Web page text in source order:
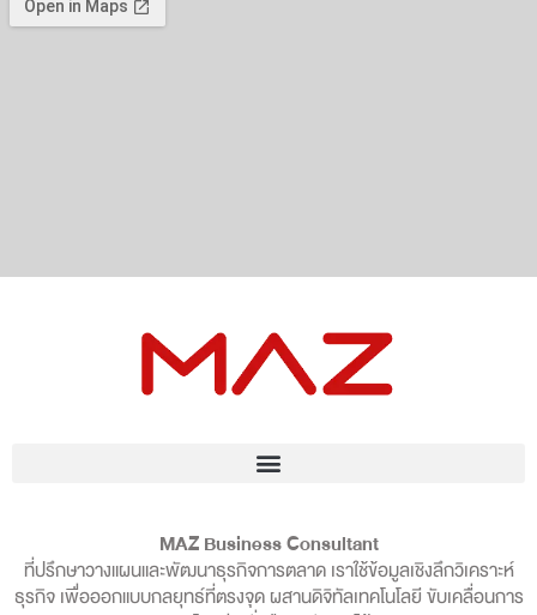
MAZ Business Consultant
ที่ปรึกษาวางแผนและพัฒนาธุรกิจการตลาด เราใช้ข้อมูลเชิงลึกวิเคราะห์
ธุรกิจ เพื่อออกแบบกลยุทธ์ที่ตรงจุด ผสานดิจิทัลเทคโนโลยี ขับเคลื่อนการ